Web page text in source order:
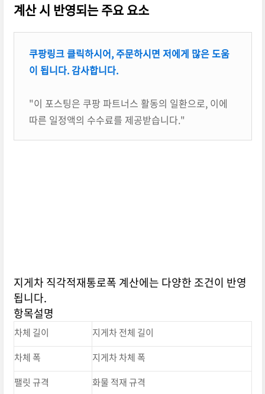
계산 시 반영되는 주요 요소
쿠팡링크 클릭하시어, 주문하시면 저에게 많은 도움
이 됩니다. 감사합니다.
"이 포스팅은 쿠팡 파트너스 활동의 일환으로, 이에
따른 일정액의 수수료를 제공받습니다."
지게차 직각적재통로폭 계산에는 다양한 조건이 반영
됩니다.
항목설명
차체 길이
지게차 전체 길이
차체 폭
지게차 차체 폭
팰릿 규격
화물 적재 규격